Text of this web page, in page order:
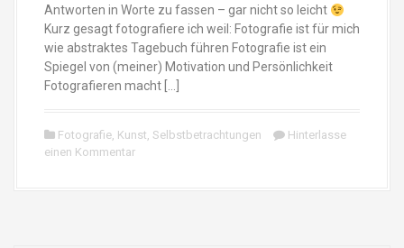
Antworten in Worte zu fassen – gar nicht so leicht
Kurz gesagt fotografiere ich weil: Fotografie ist für mich
wie abstraktes Tagebuch führen Fotografie ist ein
Spiegel von (meiner) Motivation und Persönlichkeit
Fotografieren macht […]
Fotografie, Kunst, Selbstbetrachtungen
Hinterlasse
einen Kommentar